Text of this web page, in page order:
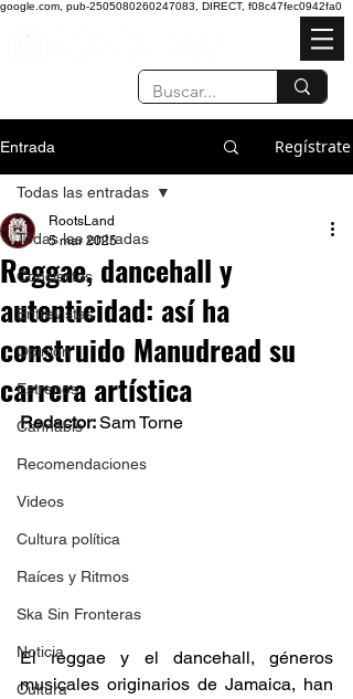
google.com, pub-2505080260247083, DIRECT, f08c47fec0942fa0
Entrada Regístrate
Todas las entradas
Conciertos
Entrevistas
Opinión
Estrenos
Cannabis
Recomendaciones
Videos
Cultura política
Raíces y Ritmos
Ska Sin Fronteras
Noticia
Cultura
Todas las entradas
Reggae, dancehall y
autenticidad: así ha
construido Manudread su
carrera artística
RootsLand
5 mar 2025
Redactor: Sam Torne
El reggae y el dancehall, géneros
musicales originarios de Jamaica, han